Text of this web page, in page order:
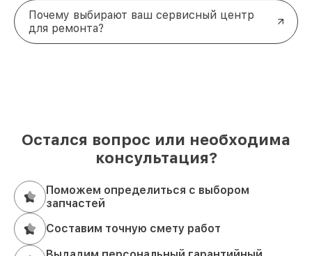
Почему выбирают ваш сервисный центр
для ремонта?
Остался вопрос или необходима
консультация?
Поможем определиться с выбором
запчастей
Составим точную смету работ